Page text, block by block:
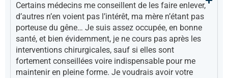
Certains médecins me conseillent de les faire enlever,
d’autres n’en voient pas l’intérêt, ma mère n’étant pas
porteuse du gêne… Je suis assez occupée, en bonne
santé, et bien évidemment, je ne cours pas après les
interventions chirurgicales, sauf si elles sont
fortement conseillées voire indispensable pour me
maintenir en pleine forme. Je voudrais avoir votre